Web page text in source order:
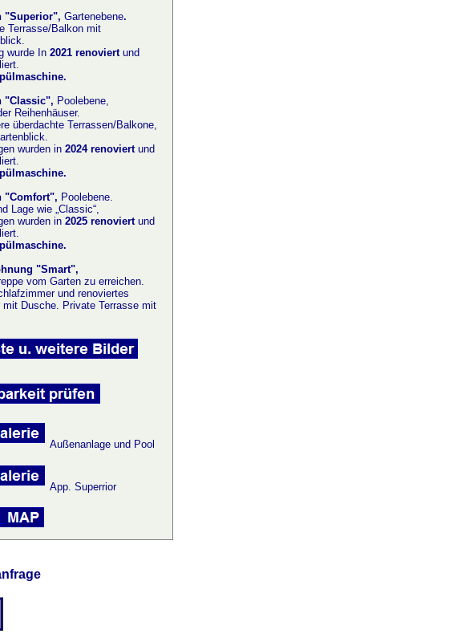
"Superior", Gartenebene.
Terrasse/Balkon mit
wurde In 2021 renoviert und
"Classic", Poolebene,
Reihenhäuser.
überdachte Terrassen/Balkone,
wurden in 2024 renoviert und
"Comfort", Poolebene.
Lage wie „Classic“,
wurden in 2025 renoviert und
"Smart",
vom Garten zu erreichen.
und renoviertes
mit Dusche. Private Terrasse mit
Außenanlage und Pool
App. Superrior